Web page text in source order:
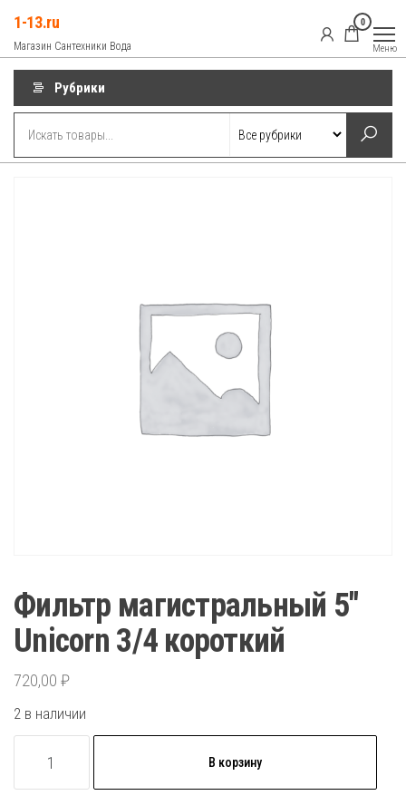
содержимому
1-13.ru
Магазин Сантехники Вода
0
Меню
Рубрики
Фильтр магистральный 5″
Unicorn 3/4 короткий
720,00 ₽
2 в наличии
товара
В корзину